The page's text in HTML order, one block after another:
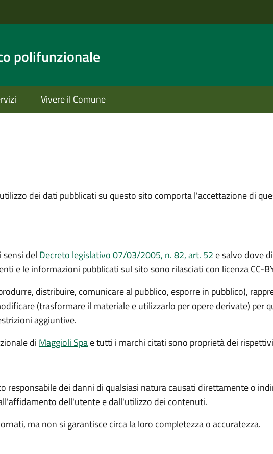
polifunzionale
Vivere il Comune
dei dati pubblicati su questo sito comporta l'accettazione di
del Decreto legislativo 07/03/2005, n. 82, art. 52 e salvo dove
e le informazioni pubblicati sul sito sono rilasciati con licenza CC-
distribuire, comunicare al pubblico, esporre in pubblico),
(trasformare il materiale e utilizzarlo per opere derivate) per
aggiuntive.
di Maggioli Spae tutti i marchi citati sono proprietà dei
responsabile dei danni di qualsiasi natura causati direttamente o
dell'utente e dall'utilizzo dei contenuti.
ma non si garantisce circa la loro completezza o accuratezza.